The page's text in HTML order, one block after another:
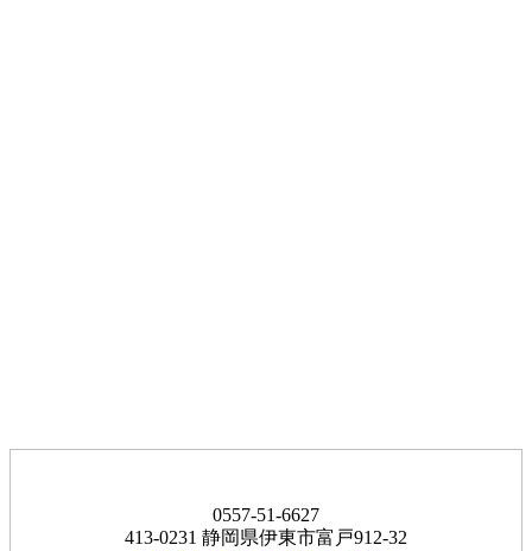
0557-51-6627
413-0231 静岡県伊東市富戸912-32